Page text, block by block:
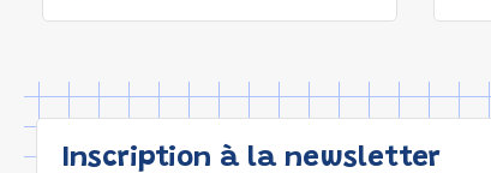
Inscription à la newsletter